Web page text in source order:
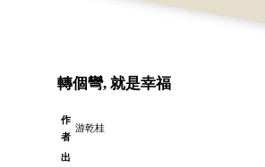
轉個彎, 就是幸福
作
者
游乾桂
出